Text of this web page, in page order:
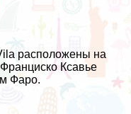
расположены на
Ксавье
Фаро.